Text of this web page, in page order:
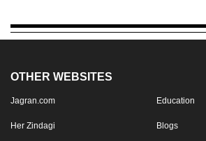
OTHER WEBSITES
Jagran.com Education
Her Zindagi Blogs